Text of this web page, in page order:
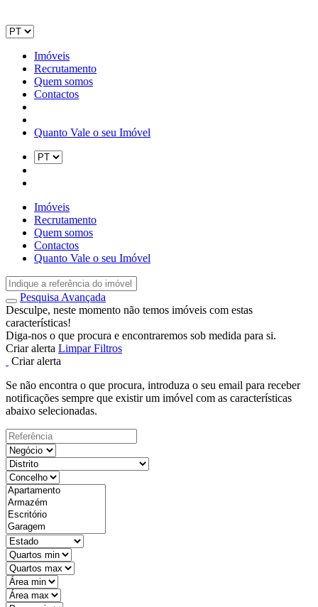
Imóveis
Recrutamento
Quem somos
Contactos
Quanto Vale o seu Imóvel
Imóveis
Recrutamento
Quem somos
Contactos
Quanto Vale o seu Imóvel
Pesquisa Avançada
Desculpe, neste momento não temos imóveis com estas
características!
Diga-nos o que procura e encontraremos sob medida para si.
Criar alerta Limpar Filtros
Criar alerta
Se não encontra o que procura, introduza o seu email para receber
notificações sempre que existir um imóvel com as características
abaixo selecionadas.